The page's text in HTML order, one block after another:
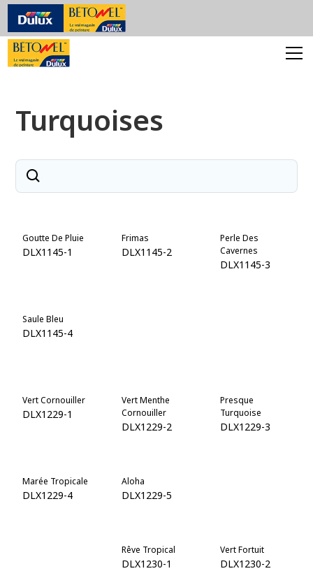
Turquoises
Goutte De Pluie
DLX1145-1
Frimas
DLX1145-2
Perle Des
Cavernes
DLX1145-3
Saule Bleu
DLX1145-4
Vert Cornouiller
DLX1229-1
Vert Menthe
Cornouiller
DLX1229-2
Presque
Turquoise
DLX1229-3
Marée Tropicale
DLX1229-4
Aloha
DLX1229-5
Rêve Tropical
DLX1230-1
Vert Fortuit
DLX1230-2